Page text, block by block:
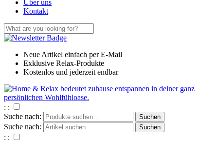
Über uns
Kontakt
Neue Artikel einfach per E-Mail
Exklusive Relax-Produkte
Kostenlos und jederzeit endbar
: :
Suche nach:
Suche nach:
: :